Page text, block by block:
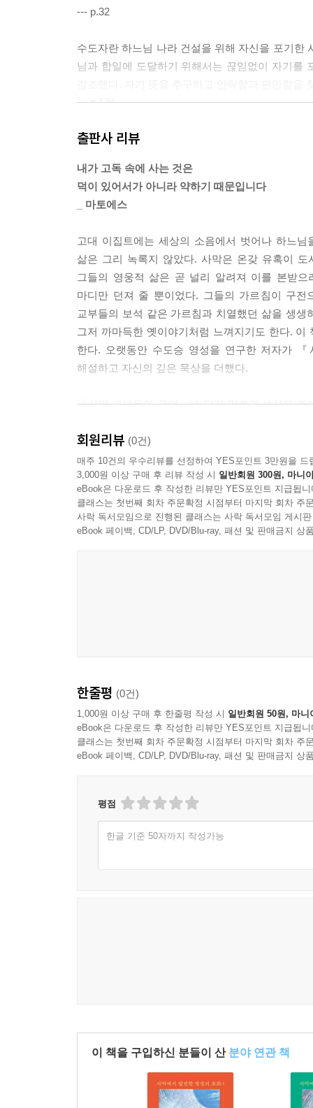
메멘토 모리
임종의 순간
죽은 사람처럼 되어라
마지막 순간에 느끼는 두려움
하느님의 심판정
영적 사다리에 발을 디뎌라
천국에서의 영광
항상 하느님 나라를 생각하라
탈혼 상태에 떨어짐
영광스러운 모습
나는 오늘 하느님의 영광을 보았습니다
나가며
--- p.32
수도자란 하느님 나라 건설을 위해 자신을 포기한
님과 합일에 도달하기 위해서는 끊임없이 자기를
--- p.124
우리 삶은 길을 걷는 여정과도 같다. 그러나 목적
향한 길을 걸을 때는 비참함과 죽음이 기다리고
--- pp.144-145
출판사 리뷰
내가 고독 속에 사는 것은
덕이 있어서가 아니라 약하기 때문입니다
_ 마토에스
고대 이집트에는 세상의 소음에서 벗어나 하느
삶은 그리 녹록지 않았다. 사막은 온갖 유혹이
그들의 영웅적 삶은 곧 널리 알려져 이를 본받
마디만 던져 줄 뿐이었다. 그들의 가르침이 구
교부들의 보석 같은 가르침과 치열했던 삶을 생
그저 까마득한 옛이야기처럼 느껴지기도 한다.
한다. 오랫동안 수도승 영성을 연구한 저자가
해설하고 자신의 깊은 묵상을 더했다.
『사막 교부들의 금언』에 담긴 말씀과 해설을
자신을 몰아세웠다. 지금의 눈으로 보면 어리
그분들의 삶은 신앙의 훌륭한 모범이 된다.
영혼에는 올바른 신앙, 혀에는 진실 그리고 육체에
사막의 교부들이 사막으로 물러난 이유는 오직
사막으로 달아나라
모든 것이 풍족하고 자유로운 세상이지만 정신적
회원리뷰 (0건)
매주 10건의 우수리뷰를 선정하여 YES포인트 3만원을 드
3,000원 이상 구매 후 리뷰 작성 시 일반회원 300원, 마니
eBook은 다운로드 후 작성한 리뷰만 YES포인트 지급됩니
클래스는 첫번째 회차 주문확정 시점부터 마지막 회차 주
사락 독서모임으로 진행된 클래스는 사락 독서모임 게시
eBook 페이백, CD/LP, DVD/Blu-ray, 패션 및 판매금지 상
한줄평 (0건)
1,000원 이상 구매 후 한줄평 작성 시 일반회원 50원, 마니
eBook은 다운로드 후 작성한 리뷰만 YES포인트 지급됩니
클래스는 첫번째 회차 주문확정 시점부터 마지막 회차 주
eBook 페이백, CD/LP, DVD/Blu-ray, 패션 및 판매금지 상
평점
한글 기준 50자까지 작성가능
이 책을 구입하신 분들이 산 분야 연관 책